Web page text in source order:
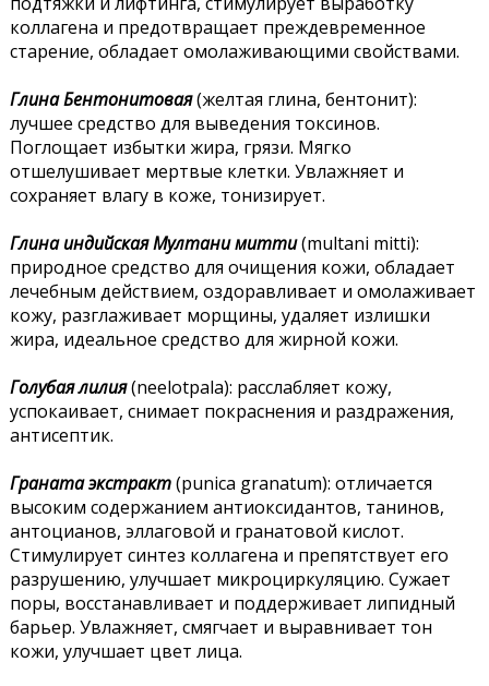
коллагена и предотвращает преждевременное
старение, обладает омолаживающими свойствами.
Глина Бентонитовая(желтая глина, бентонит):
лучшее средство для выведения токсинов.
Поглощает избытки жира, грязи. Мягко
отшелушивает мертвые клетки. Увлажняет и
сохраняет влагу в коже, тонизирует.
Глина индийская Мултани митти(multani mitti):
природное средство для очищения кожи, обладает
лечебным действием, оздоравливает и омолаживает
кожу, разглаживает морщины, удаляет излишки
жира, идеальное средство для жирной кожи.
Голубая лилия(neelotpala): расслабляет кожу,
успокаивает, снимает покраснения и раздражения,
антисептик.
Граната экстракт(punica granatum): отличается
высоким содержанием антиоксидантов, танинов,
антоцианов, эллаговой и гранатовой кислот.
Стимулирует синтез коллагена и препятствует его
разрушению, улучшает микроциркуляцию. Сужает
поры, восстанавливает и поддерживает липидный
барьер. Увлажняет, смягчает и выравнивает тон
кожи, улучшает цвет лица.